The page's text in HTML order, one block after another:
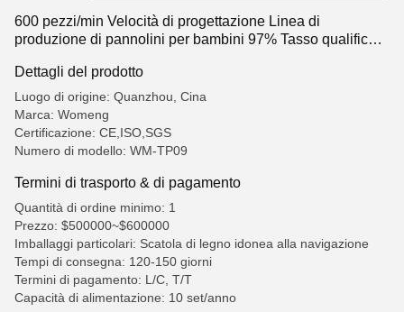
600 pezzi/min Velocità di progettazione Linea di
produzione di pannolini per bambini 97% Tasso qualificato
Dettagli del prodotto
Luogo di origine: Quanzhou, Cina
Marca: Womeng
Certificazione: CE,ISO,SGS
Numero di modello: WM-TP09
Termini di trasporto & di pagamento
Quantità di ordine minimo: 1
Prezzo: $500000~$600000
Imballaggi particolari: Scatola di legno idonea alla navigazione
Tempi di consegna: 120-150 giorni
Termini di pagamento: L/C, T/T
Capacità di alimentazione: 10 set/anno